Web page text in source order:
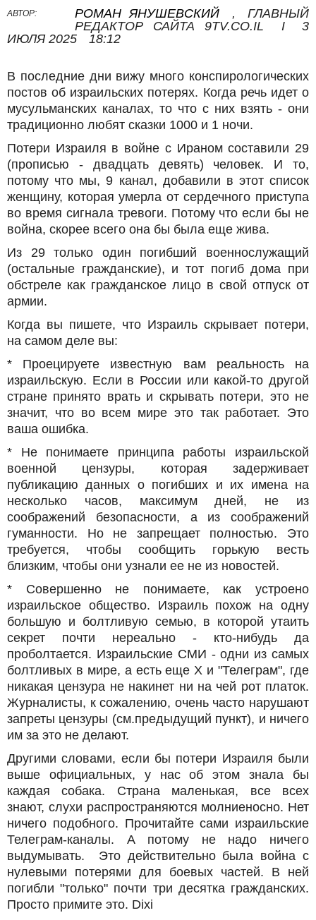
АВТОР: РОМАН ЯНУШЕВСКИЙ ,
ГЛАВНЫЙ
РЕДАКТОР САЙТА 9TV.CO.IL
I
3
ИЮЛЯ 2025
18:12
В последние дни вижу много конспирологических
постов об израильских потерях. Когда речь идет о
мусульманских каналах, то что с них взять - они
традиционно любят сказки 1000 и 1 ночи.
Потери Израиля в войне с Ираном составили 29
(прописью - двадцать девять) человек. И то,
потому что мы, 9 канал, добавили в этот список
женщину, которая умерла от сердечного приступа
во время сигнала тревоги. Потому что если бы не
война, скорее всего она бы была еще жива.
Из 29 только один погибший военнослужащий
(остальные гражданские), и тот погиб дома при
обстреле как гражданское лицо в свой отпуск от
армии.
Когда вы пишете, что Израиль скрывает потери,
на самом деле вы:
* Проецируете известную вам реальность на
израильскую. Если в России или какой-то другой
стране принято врать и скрывать потери, это не
значит, что во всем мире это так работает. Это
ваша ошибка.
* Не понимаете принципа работы израильской
военной цензуры, которая задерживает
публикацию данных о погибших и их имена на
несколько часов, максимум дней, не из
соображений безопасности, а из соображений
гуманности. Но не запрещает полностью. Это
требуется, чтобы сообщить горькую весть
близким, чтобы они узнали ее не из новостей.
* Совершенно не понимаете, как устроено
израильское общество. Израиль похож на одну
большую и болтливую семью, в которой утаить
секрет почти нереально - кто-нибудь да
проболтается. Израильские СМИ - одни из самых
болтливых в мире, а есть еще Х и "Телеграм", где
никакая цензура не накинет ни на чей рот платок.
Журналисты, к сожалению, очень часто нарушают
запреты цензуры (см.предыдущий пункт), и ничего
им за это не делают.
Другими словами, если бы потери Израиля были
выше официальных, у нас об этом знала бы
каждая собака. Страна маленькая, все всех
знают, слухи распространяются молниеносно. Нет
ничего подобного. Прочитайте сами израильские
Телеграм-каналы. А потому не надо ничего
выдумывать. Это действительно была война с
нулевыми потерями для боевых частей. В ней
погибли "только" почти три десятка гражданских.
Просто примите это. Dixi